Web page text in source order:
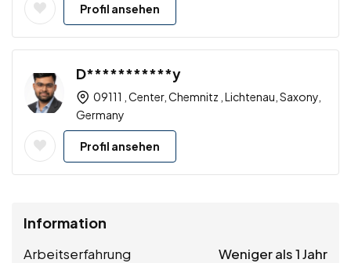
Profil ansehen
D***********y
09111 , Center, Chemnitz , Lichtenau, Saxony,
Germany
Profil ansehen
Information
Arbeitserfahrung Weniger als 1 Jahr